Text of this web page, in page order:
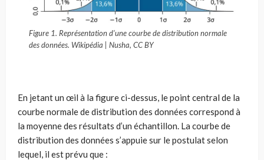
Figure 1. Représentation d’une courbe de distribution normale
des données. Wikipédia | Nusha, CC BY
En jetant un œil à la figure ci-dessus, le point central de la
courbe normale de distribution des données correspond à
la moyenne des résultats d’un échantillon. La courbe de
distribution des données s’appuie sur le postulat selon
lequel, il est prévu que :